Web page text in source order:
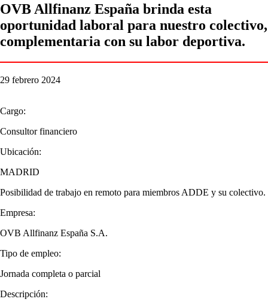
OVB Allfinanz España brinda esta
oportunidad laboral para nuestro colectivo,
complementaria con su labor deportiva.
29 febrero 2024
Cargo:
Consultor financiero
Ubicación:
MADRID
Posibilidad de trabajo en remoto para miembros ADDE y su colectivo.
Empresa:
OVB Allfinanz España S.A.
Tipo de empleo:
Jornada completa o parcial
Descripción: